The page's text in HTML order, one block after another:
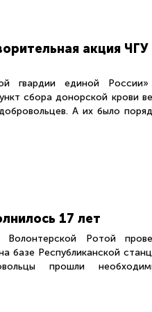
акция ЧГУ
гвардии единой
сбора донорской крови
А их было
17 лет
Ротой
базе Республиканской
прошли